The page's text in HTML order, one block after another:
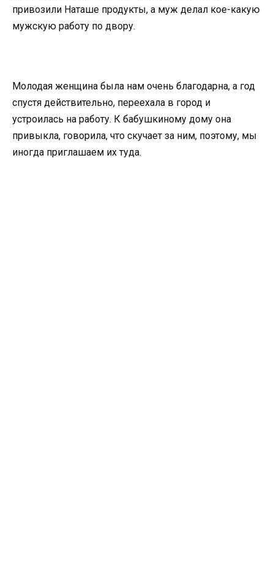
привозили Наташе продукты, а муж делал кое-какую
мужскую работу по двору.
Молодая женщина была нам очень благодарна, а год
спустя действительно, переехала в город и
устроилась на работу. К бабушкиному дому она
привыкла, говорила, что скучает за ним, поэтому, мы
иногда приглашаем их туда.